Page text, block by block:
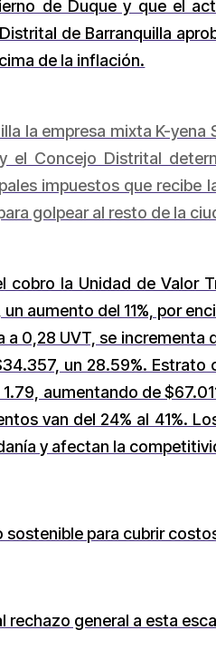
de Duque y que el
de Barranquilla
de la inflación.
la empresa mixta K-
el Concejo Distrital
impuestos que
golpear al resto de la
cobro la Unidad de Valor
aumento del 11%, por
0,28 UVT, se incrementa
un 28.59%.
aumentando de
van del 24% al 41%.
y afectan la
para cubrir
rechazo general a esta